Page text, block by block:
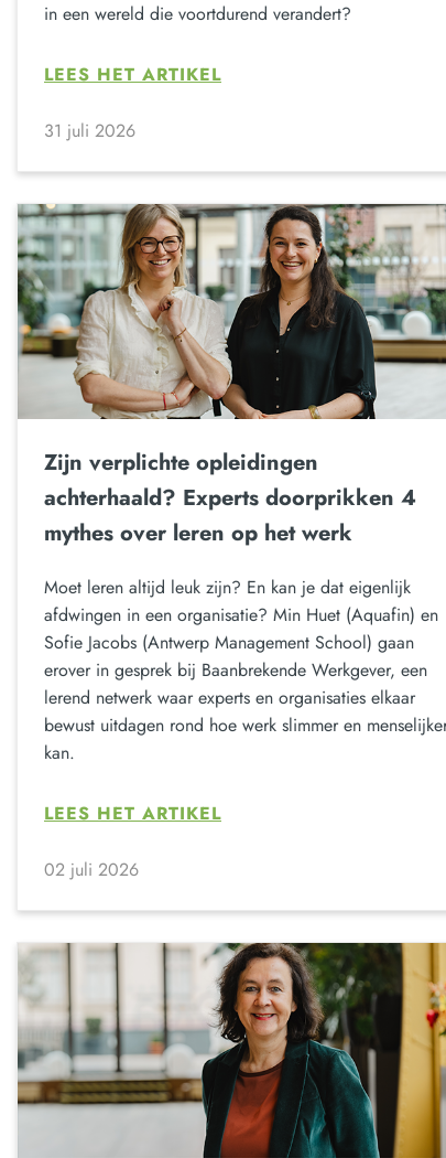
in een wereld die voortdurend verandert?
LEES HET ARTIKEL
31 juli 2026
Zijn verplichte opleidingen
achterhaald? Experts doorprikken 4
mythes over leren op het werk
Moet leren altijd leuk zijn? En kan je dat eigenlijk
afdwingen in een organisatie? Min Huet (Aquafin) en
Sofie Jacobs (Antwerp Management School) gaan
erover in gesprek bij Baanbrekende Werkgever, een
lerend netwerk waar experts en organisaties elkaar
bewust uitdagen rond hoe werk slimmer en
kan.
LEES HET ARTIKEL
02 juli 2026